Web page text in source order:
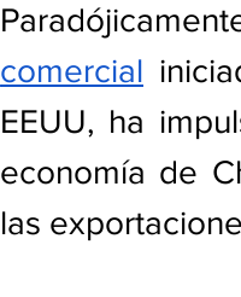
comercial
EEUU, ha
economía de
las